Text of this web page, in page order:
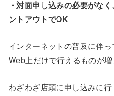
・対面申し込みの必要がな
ントアウトでOK
インターネットの普及に伴
Web上だけで行えるものが増
わざわざ店頭に申し込みに